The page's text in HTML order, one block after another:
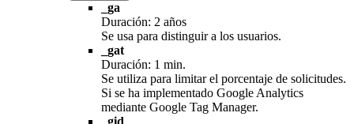
_ga
Duración: 2 años
Se usa para distinguir a los usuarios.
_gat
Duración: 1 min.
Se utiliza para limitar el porcentaje de solicitudes.
Si se ha implementado Google Analytics
mediante Google Tag Manager.